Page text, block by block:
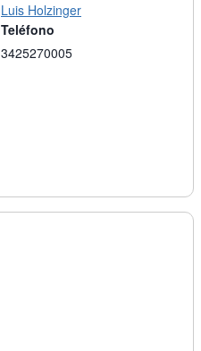
Luis Holzinger
Teléfono
3425270005